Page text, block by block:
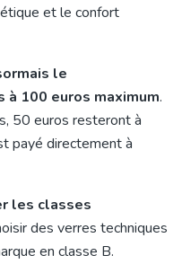
et le confort
le
100 euros maximum.
50 euros resteront à
payé directement à
les classes
des verres techniques
en classe B.